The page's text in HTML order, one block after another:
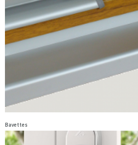
Bavettes